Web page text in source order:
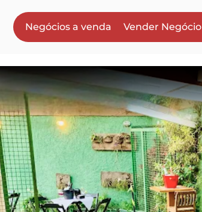
Negócios a venda Vender Negócio